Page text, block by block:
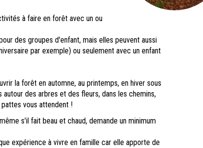
à faire en forêt avec un ou
des groupes d'enfant, mais elles peuvent aussi
par exemple) ou seulement avec un enfant
la forêt en automne, au printemps, en hiver sous
des arbres et des fleurs, dans les chemins,
vous attendent !
s'il fait beau et chaud, demande un minimum
expérience à vivre en famille car elle apporte de